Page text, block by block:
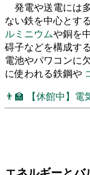
発電や送電には
ない鉄を中心とする
ルミニウムや銅を
碍子などを構成す
電池やパワコンに
に使われる鉄鋼や
👨‍🏫
【休館中】